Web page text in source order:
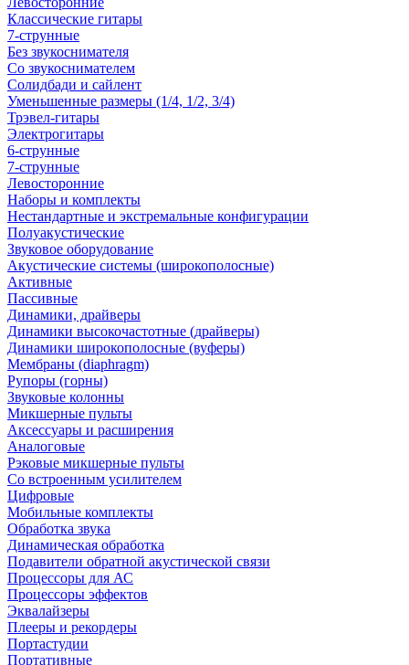
Классические гитары
7-струнные
Без звукоснимателя
Со звукоснимателем
Солидбади и сайлент
Уменьшенные размеры (1/4, 1/2, 3/4)
Трэвел-гитары
Электрогитары
6-струнные
7-струнные
Левосторонние
Наборы и комплекты
Нестандартные и экстремальные конфигурации
Полуакустические
Звуковое оборудование
Акустические системы (широкополосные)
Активные
Пассивные
Динамики, драйверы
Динамики высокочастотные (драйверы)
Динамики широкополосные (вуферы)
Мембраны (diaphragm)
Рупоры (горны)
Звуковые колонны
Микшерные пульты
Аксессуары и расширения
Аналоговые
Рэковые микшерные пульты
Со встроенным усилителем
Цифровые
Мобильные комплекты
Обработка звука
Динамическая обработка
Подавители обратной акустической связи
Процессоры для АС
Процессоры эффектов
Эквалайзеры
Плееры и рекордеры
Портастудии
Портативные